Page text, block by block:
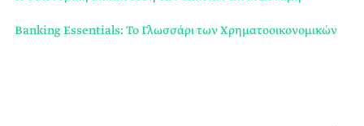
Banking Essentials: Το Γλωσσάρι των Χρηματοοικονομικών